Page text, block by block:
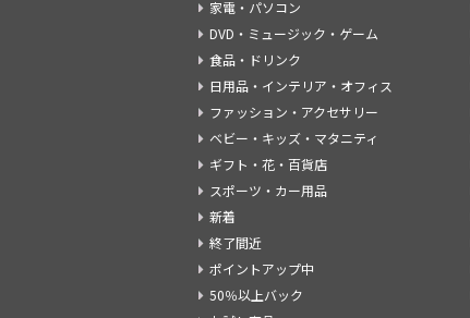
家電・パソコン
DVD・ミュージック・ゲーム
食品・ドリンク
日用品・インテリア・オフィス
ファッション・アクセサリー
ベビー・キッズ・マタニティ
ギフト・花・百貨店
スポーツ・カー用品
新着
終了間近
ポイントアップ中
50％以上バック